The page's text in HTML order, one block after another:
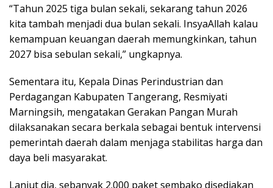
“Tahun 2025 tiga bulan sekali, sekarang tahun 2026
kita tambah menjadi dua bulan sekali. InsyaAllah kalau
kemampuan keuangan daerah memungkinkan, tahun
2027 bisa sebulan sekali,” ungkapnya.
Sementara itu, Kepala Dinas Perindustrian dan
Perdagangan Kabupaten Tangerang, Resmiyati
Marningsih, mengatakan Gerakan Pangan Murah
dilaksanakan secara berkala sebagai bentuk intervensi
pemerintah daerah dalam menjaga stabilitas harga dan
daya beli masyarakat.
Lanjut dia, sebanyak 2.000 paket sembako disediakan